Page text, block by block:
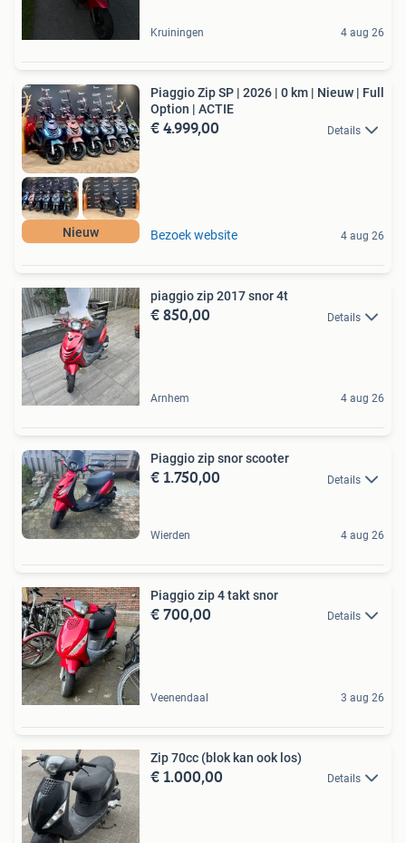
Kruiningen 4 aug 26
Nieuw
Piaggio Zip SP | 2026 | 0 km | Nieuw | Full
Option | ACTIE
€ 4.999,00 Details
Bezoek website 4 aug 26
piaggio zip 2017 snor 4t
€ 850,00 Details
Arnhem 4 aug 26
Piaggio zip snor scooter
€ 1.750,00 Details
Wierden 4 aug 26
Piaggio zip 4 takt snor
€ 700,00 Details
Veenendaal 3 aug 26
Zip 70cc (blok kan ook los)
€ 1.000,00 Details